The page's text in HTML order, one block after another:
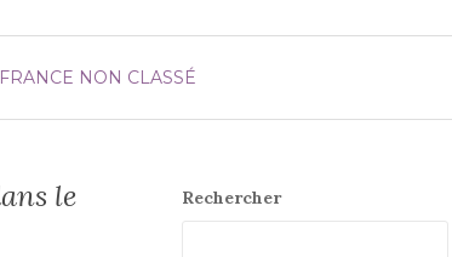
NON CLASSÉ
le
Rechercher